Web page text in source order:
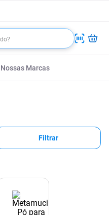
Nossas Marcas
Filtrar